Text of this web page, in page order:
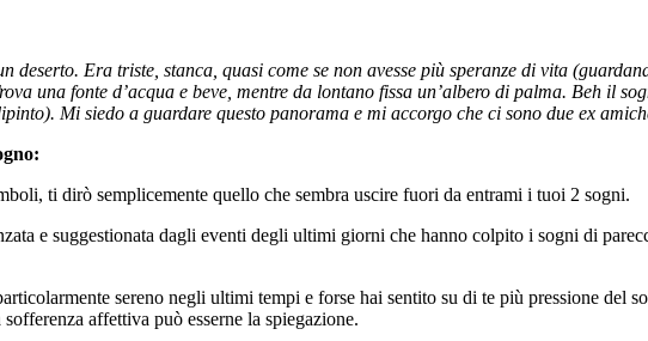
deserto. Era triste, stanca, quasi come se non avesse più speranze di vita
una fonte d’acqua e beve, mentre da lontano fissa un’albero di palma. Beh il
Mi siedo a guardare questo panorama e mi accorgo che ci sono due ex
ti dirò semplicemente quello che sembra uscire fuori da entrami i tuoi 2 sogni.
e suggestionata dagli eventi degli ultimi giorni che hanno colpito i sogni di
sereno negli ultimi tempi e forse hai sentito su di te più pressione del
affettiva può esserne la spiegazione.